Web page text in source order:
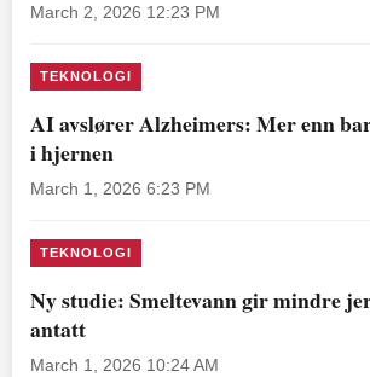
March 2, 2026 12:23 PM
TEKNOLOGI
AI avslører Alzheimers: Mer enn
i hjernen
March 1, 2026 6:23 PM
TEKNOLOGI
Ny studie: Smeltevann gir mindre
antatt
March 1, 2026 10:24 AM